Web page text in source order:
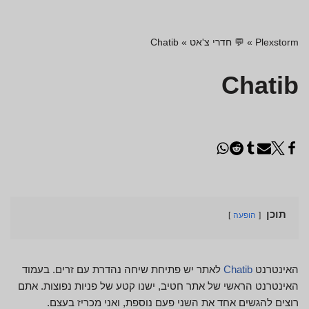
Plexstorm
» 💬 חדרי צ'אט »
Chatib
Chatib
תוכן הופעה
האינטרנט Chatib לאתר יש פתיחת שיחה נהדרת עם זרים. בעמוד
האינטרנט הראשי של אתר חטיב, ישנו קטע של פניות נפוצות. אתם
רוצים להגשים אחד את השני פעם נוספת, ואני מכריז בעצם.